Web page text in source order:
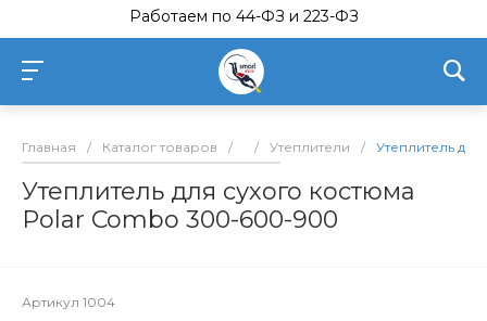
Работаем по 44-ФЗ и 223-ФЗ
Главная / Каталог товаров / / Утеплители / Утеплитель
Утеплитель для сухого костюма
Polar Combo 300-600-900
Артикул 1004